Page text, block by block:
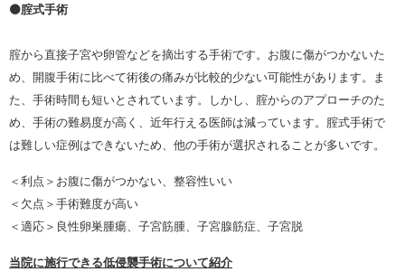
⚫️腟式手術
腟から直接子宮や卵管などを摘出する手術です。お腹に傷がつかないた
め、開腹手術に比べて術後の痛みが比較的少ない可能性があります。ま
た、手術時間も短いとされています。しかし、腟からのアプローチのた
め、手術の難易度が高く、近年行える医師は減っています。腟式手術で
は難しい症例はできないため、他の手術が選択されることが多いです。
＜利点＞お腹に傷がつかない、整容性いい
＜欠点＞手術難度が高い
＜適応＞良性卵巣腫瘍、子宮筋腫、子宮腺筋症、子宮脱
当院に施行できる低侵襲手術について紹介